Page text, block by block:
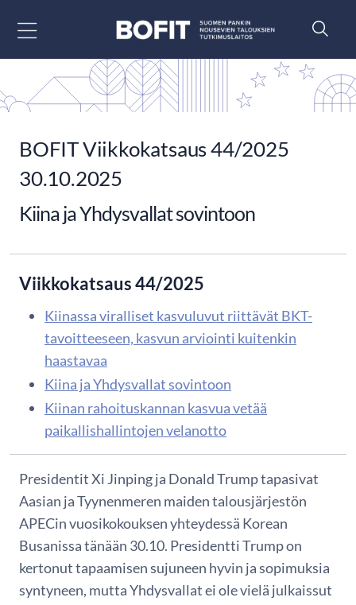
BOFIT Viikkokatsaus 44/2025
30.10.2025
Kiina ja Yhdysvallat sovintoon
Viikkokatsaus 44/2025
Kiinassa viralliset kasvuluvut riittävät BKT-
tavoitteeseen, kasvun arviointi kuitenkin
haastavaa
Kiina ja Yhdysvallat sovintoon
Kiinan rahoituskannan kasvua vetää
paikallishallintojen velanotto
Presidentit Xi Jinping ja Donald Trump tapasivat
Aasian ja Tyynenmeren maiden talousjärjestön
APECin vuosikokouksen yhteydessä Korean
Busanissa tänään 30.10. Presidentti Trump on
kertonut tapaamisen sujuneen hyvin ja sopimuksia
syntyneen, mutta Yhdysvallat ei ole vielä julkaissut